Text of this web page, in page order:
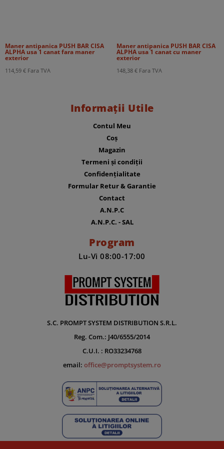
Maner antipanica PUSH BAR CISA
ALPHA usa 1 canat fara maner
exterior
114,59 € Fara TVA
Maner antipanica PUSH BAR CISA
ALPHA usa 1 canat cu maner
exterior
148,38 € Fara TVA
Informații Utile
Contul Meu
Coș
Magazin
Termeni și condiții
Confidențialitate
Formular Retur & Garantie
Contact
A.N.P.C
A.N.P.C. - SAL
Program
Lu-Vi 08:00-17:00
S.C. PROMPT SYSTEM DISTRIBUTION S.R.L.
Reg. Com.: J40/6555/2014
C.U.I. : RO33234768
email: office@promptsystem.ro